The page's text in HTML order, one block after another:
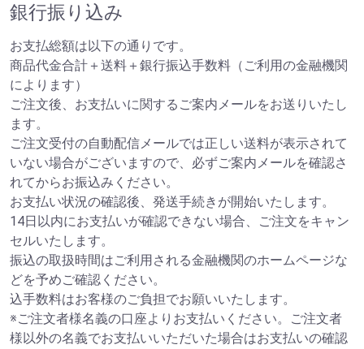
銀行振り込み
お支払総額は以下の通りです。
商品代金合計＋送料＋銀行振込手数料（ご利用の金融機関
によります）
ご注文後、お支払いに関するご案内メールをお送りいたし
ます。
ご注文受付の自動配信メールでは正しい送料が表示されて
いない場合がございますので、必ずご案内メールを確認さ
れてからお振込みください。
お支払い状況の確認後、発送手続きが開始いたします。
14日以内にお支払いが確認できない場合、ご注文をキャン
セルいたします。
振込の取扱時間はご利用される金融機関のホームページな
どを予めご確認ください。
込手数料はお客様のご負担でお願いいたします。
※ご注文者様名義の口座よりお支払いください。ご注文者
様以外の名義でお支払いいただいた場合はお支払いの確認